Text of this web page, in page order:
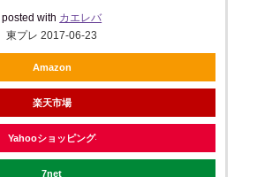
posted with カエレバ
東プレ 2017-06-23
Amazon
楽天市場
Yahooショッピング
7net